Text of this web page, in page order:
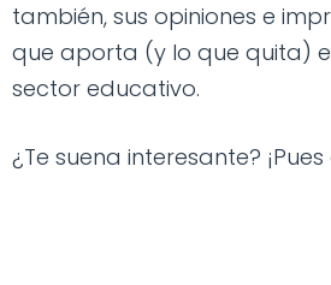
también, sus opiniones e
que aporta (y lo que quita)
sector educativo.
¿Te suena interesante?